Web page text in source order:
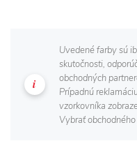
Uvedené farby sú
skutočnosti,
obchodných
Prípadnú
vzorkovníka
Vybrať